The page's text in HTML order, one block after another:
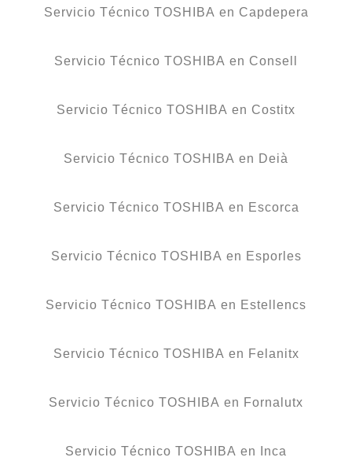
Servicio Técnico TOSHIBA en Capdepera
Servicio Técnico TOSHIBA en Consell
Servicio Técnico TOSHIBA en Costitx
Servicio Técnico TOSHIBA en Deià
Servicio Técnico TOSHIBA en Escorca
Servicio Técnico TOSHIBA en Esporles
Servicio Técnico TOSHIBA en Estellencs
Servicio Técnico TOSHIBA en Felanitx
Servicio Técnico TOSHIBA en Fornalutx
Servicio Técnico TOSHIBA en Inca